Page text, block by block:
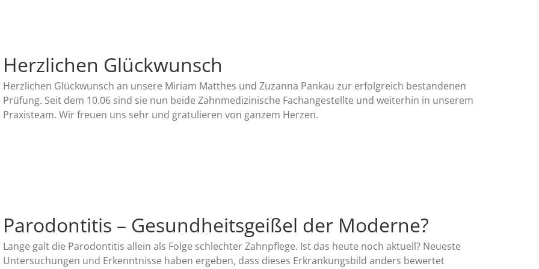
Herzlichen Glückwunsch
Herzlichen Glückwunsch an unsere Miriam Matthes und Zuzanna Pankau zur erfolgreich bestandenen
Prüfung. Seit dem 10.06 sind sie nun beide Zahnmedizinische Fachangestellte und weiterhin in unserem
Praxisteam. Wir freuen uns sehr und gratulieren von ganzem Herzen.
Parodontitis – Gesundheitsgeißel der Moderne?
Lange galt die Parodontitis allein als Folge schlechter Zahnpflege. Ist das heute noch aktuell? Neueste
Untersuchungen und Erkenntnisse haben ergeben, dass dieses Erkrankungsbild anders bewertet